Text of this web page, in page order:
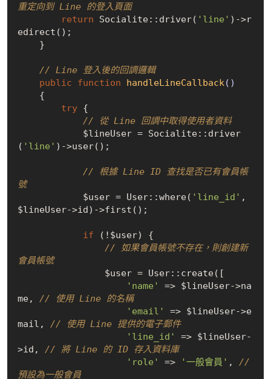
重定向到 Line 的登入頁面
return Socialite::driver( 'line' )->r
edirect();
// Line 登入後的回調邏輯
public
function handleLineCallback()
{
try {
// 從 Line 回調中取得使用者資料
( 'line' )->user();
// 根據 Line ID 查找是否已有會員帳
號
            $user = User::where(
'line_id' ,
$lineUser->id)->first();
if (!$user) {
// 如果會員帳號不存在，則創建新
會員帳號
'name'
=> $lineUser->na
me, // 使用 Line 的名稱
'email'
=> $lineUser->e
mail, // 使用 Line 提供的電子郵件
'line_id'
=> $lineUser-
>id, // 將 Line 的 ID 存入資料庫
'role'
=> '一般會員' , //
預設為一般會員